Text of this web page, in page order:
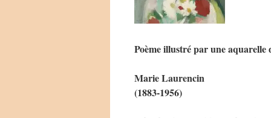
Poème illustré par une aquarelle
Marie Laurencin
(1883-1956)